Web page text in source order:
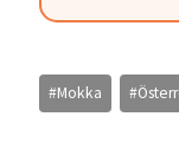
Schlagworte:
#Mokka #